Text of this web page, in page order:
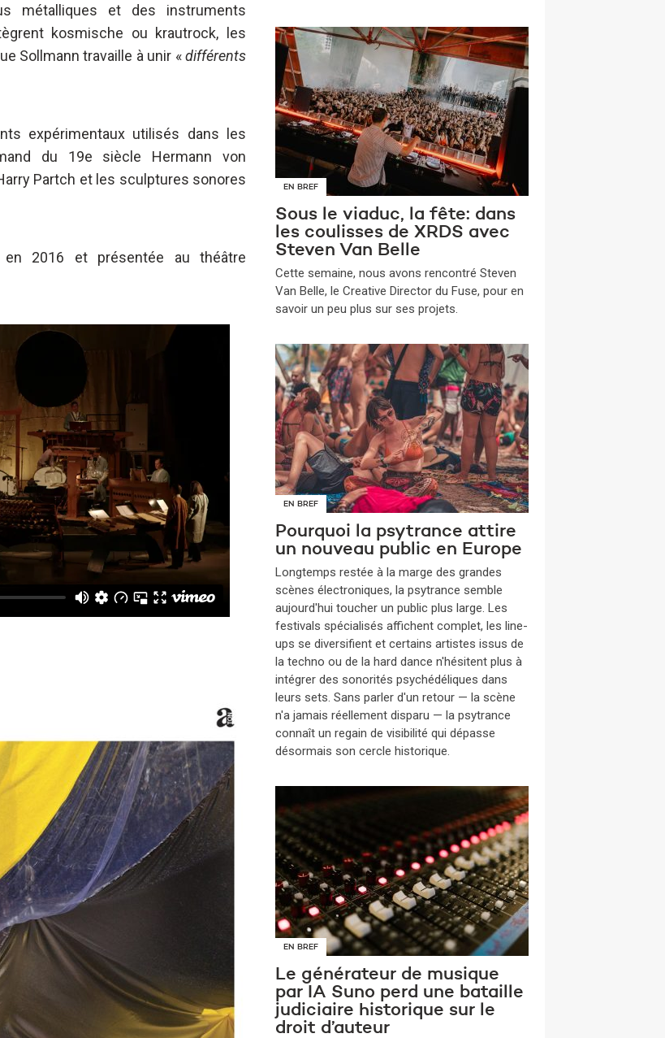
métalliques et des instruments
kosmische ou krautrock, les
Sollmann travaille à unir «différents
expérimentaux utilisés dans les
du 19e siècle Hermann von
Partch et les sculptures sonores
2016 et présentée au théâtre
EN BREF
Sous le viaduc, la fête: dans
les coulisses de XRDS avec
Steven Van Belle
​Cette semaine, nous avons rencontré Steven
Van Belle, le Creative Director du Fuse, pour en
savoir un peu plus sur ses projets.
EN BREF
Pourquoi la psytrance attire
un nouveau public en Europe
​Longtemps restée à la marge des grandes
scènes électroniques, la psytrance semble
aujourd'hui toucher un public plus large. Les
festivals spécialisés affichent complet, les line-
ups se diversifient et certains artistes issus de
la techno ou de la hard dance n'hésitent plus à
intégrer des sonorités psychédéliques dans
leurs sets. Sans parler d'un retour — la scène
n'a jamais réellement disparu — la psytrance
connaît un regain de visibilité qui dépasse
désormais son cercle historique.
EN BREF
Le générateur de musique
par IA Suno perd une bataille
judiciaire historique sur le
droit d’auteur